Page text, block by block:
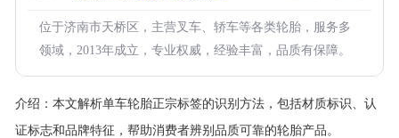
位于济南市天桥区，主营叉车、轿车等各类轮胎，服务多
领域，2013年成立，专业权威，经验丰富，品质有保障。
介绍： 本文解析单车轮胎正宗标签的识别方法，包括材质标识、认
证标志和品牌特征，帮助消费者辨别品质可靠的轮胎产品。